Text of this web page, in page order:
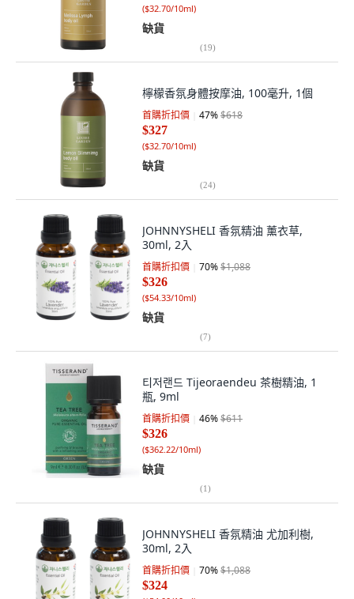
($32.70/10ml)
缺貨
(19)
檸檬香氛身體按摩油, 100毫升, 1個
首購折扣價 47%$618
$327
($32.70/10ml)
缺貨
(24)
JOHNNYSHELI 香氛精油 薰衣草,
30ml, 2入
首購折扣價 70%$1,088
$326
($54.33/10ml)
缺貨
(7)
티저랜드 Tijeoraendeu 茶樹精油, 1
瓶, 9ml
首購折扣價 46%$611
$326
($362.22/10ml)
缺貨
(1)
JOHNNYSHELI 香氛精油 尤加利樹,
30ml, 2入
首購折扣價 70%$1,088
$324